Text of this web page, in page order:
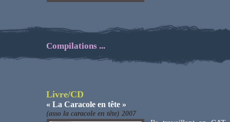
Compilations ...
Livre/CD
« La Caracole en tête »
(asso la caracole en tête) 2007